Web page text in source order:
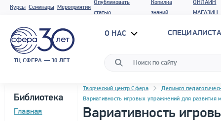
Курсы Семинары Мероприятия
Опубликовать
статью
Копилка
знаний
ОНЛАЙН
МАГАЗИН
ТЦ СФЕРА — 30 ЛЕТ
О НАС
Библиотека
Главная
Навигация
Программа материала
Творческий центр Сфера
Делимся
Вариативность игровых упражнений для развития
Вариативность